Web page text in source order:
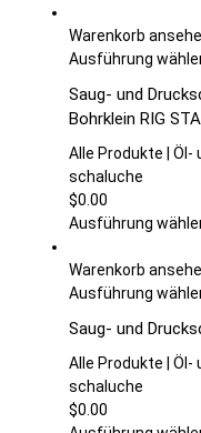
Warenkorb
Ausführung
Saug- und
Bohrklein RIG
Alle Produkte |
schaluche
$0.00
Ausführung
Warenkorb
Ausführung
Saug- und
Alle Produkte |
schaluche
$0.00